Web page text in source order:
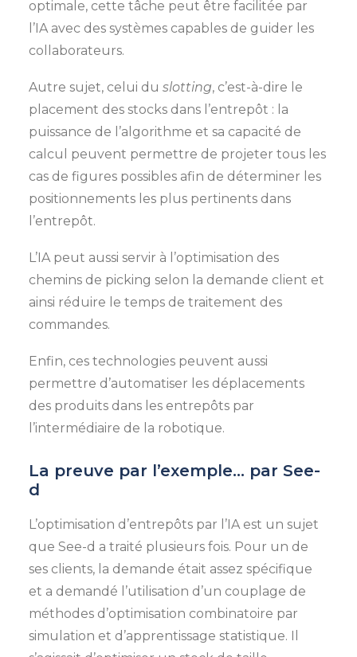
optimale, cette tâche peut être facilitée par
l’IA avec des systèmes capables de guider les
collaborateurs.
Autre sujet, celui du slotting, c’est-à-dire le
placement des stocks dans l’entrepôt : la
puissance de l’algorithme et sa capacité de
calcul peuvent permettre de projeter tous les
cas de figures possibles afin de déterminer les
positionnements les plus pertinents dans
l’entrepôt.
L’IA peut aussi servir à l’optimisation des
chemins de picking selon la demande client et
ainsi réduire le temps de traitement des
commandes.
Enfin, ces technologies peuvent aussi
permettre d’automatiser les déplacements
des produits dans les entrepôts par
l’intermédiaire de la robotique.
La preuve par l’exemple… par See-
d
L’optimisation d’entrepôts par l’IA est un sujet
que See-d a traité plusieurs fois. Pour un de
ses clients, la demande était assez spécifique
et a demandé l’utilisation d’un couplage de
méthodes d’optimisation combinatoire par
simulation et d’apprentissage statistique. Il